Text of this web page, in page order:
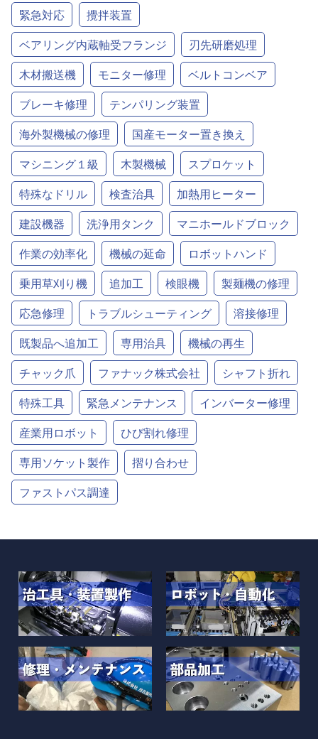
緊急対応
攪拌装置
ベアリング内蔵軸受フランジ
刃先研磨処理
木材搬送機
モニター修理
ベルトコンベア
ブレーキ修理
テンパリング装置
海外製機械の修理
国産モーター置き換え
マシニング１級
木製機械
スプロケット
特殊なドリル
検査治具
加熱用ヒーター
建設機器
洗浄用タンク
マニホールドブロック
作業の効率化
機械の延命
ロボットハンド
乗用草刈り機
追加工 検眼機
製麺機の修理
応急修理
トラブルシューティング
溶接修理
既製品へ追加工
専用治具
機械の再生
チャック爪
ファナック株式会社
シャフト折れ
特殊工具
緊急メンテナンス
インバーター修理
産業用ロボット
ひび割れ修理
専用ソケット製作
摺り合わせ
ファストパス調達